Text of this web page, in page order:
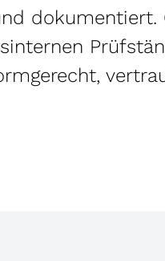
dokumentiert.